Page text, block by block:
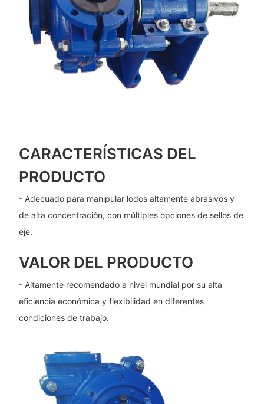
CARACTERÍSTICAS DEL
PRODUCTO
- Adecuado para manipular lodos altamente abrasivos y
de alta concentración, con múltiples opciones de sellos de
eje.
VALOR DEL PRODUCTO
- Altamente recomendado a nivel mundial por su alta
eficiencia económica y flexibilidad en diferentes
condiciones de trabajo.